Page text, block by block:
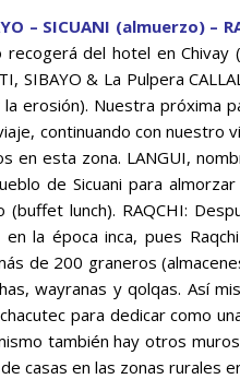
– SICUANI (almuerzo) –
del hotel en Chivay
SIBAYO & La Pulpera
erosión). Nuestra próxima
continuando con nuestro
en esta zona. LANGUI,
de Sicuani para
lunch). RAQCHI:
la época inca, pues
de 200 graneros
wayranas y qolqas. Así
para dedicar como
también hay otros
casas en las zonas rurales